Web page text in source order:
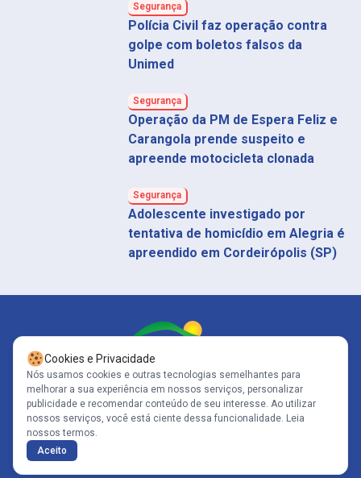
Segurança
Polícia Civil faz operação contra
golpe com boletos falsos da
Unimed
Segurança
Operação da PM de Espera Feliz e
Carangola prende suspeito e
apreende motocicleta clonada
Segurança
Adolescente investigado por
tentativa de homicídio em Alegria é
apreendido em Cordeirópolis (SP)
Siga-nos
Copyright© 2005-2026 - Portal Caparaó - CNPJ: 10.570.353/0001-80 | Todos
os direitos reservados .
Cookies e Privacidade
Nós usamos cookies e outras tecnologias semelhantes para
melhorar a sua experiência em nossos serviços, personalizar
publicidade e recomendar conteúdo de seu interesse. Ao utilizar
nossos serviços, você está ciente dessa funcionalidade. Leia
nossos termos.
Aceito